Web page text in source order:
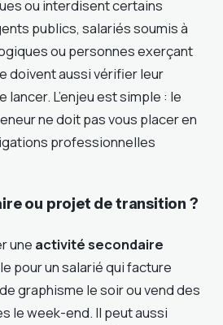
ou interdisent certains
publics, salariés soumis à
ou personnes exerçant
doivent aussi vérifier leur
L’enjeu est simple : le
ne doit pas vous placer en
professionnelles
ou projet de transition ?
une activité secondaire
pour un salarié qui facture
graphisme le soir ou vend des
le week-end. Il peut aussi